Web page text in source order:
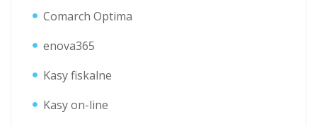
Comarch Optima
enova365
Kasy fiskalne
Kasy on-line